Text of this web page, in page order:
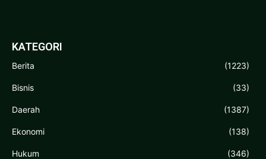
KATEGORI
Berita (1223)
Bisnis (33)
Daerah (1387)
Ekonomi (138)
Hukum (346)